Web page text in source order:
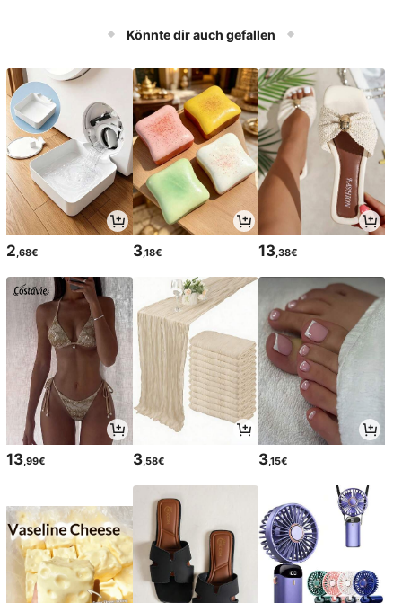
Könnte dir auch gefallen
2 ,68€ 3,18€ 13 ,38€
13,99€ 3,58€ 3,15€